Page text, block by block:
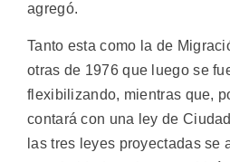
agregó.
Tanto esta como la de
otras de 1976 que luego se
flexibilizando, mientras que,
contará con una ley de
las tres leyes proyectadas se